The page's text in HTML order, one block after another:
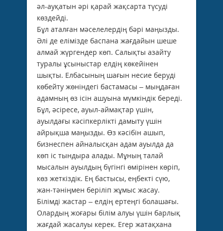
әл-ауқа­тын әрі қарай жақсарта түсуді
көздейді.
Бұл аталған мәселелердің бәрі маңызды.
Әлі де елімізде баспана жағдайын шеше
алмай жүргендер көп. Салықты азайту
туралы ұсыныстар елдің көкейінен
шықты. Елбасының шағын несие беруді
көбейту жөніндегі бастамасы – мыңдаған
адамның өз ісін ашуына мүмкіндік береді.
Бұл, әсіресе, ауыл-аймақтар үшін,
ауылдағы кәсіпкерлікті дамыту үшін
айрықша маңызды. Өз кәсібін ашып,
бизнеспен айналысқан адам ауылда да
көп іс тындыра алады. Мұның талай
мысалын ауылдың бүгінгі өмірінен көріп,
көз жеткіздік. Ең бастысы, еңбекті сүю,
жан-тәніңмен беріліп жұмыс жасау.
Білімді жастар – елдің ертеңгі болашағы.
Олардың жоғары білім алуы үшін барлық
жағдай жасалуы керек. Егер жатақхана